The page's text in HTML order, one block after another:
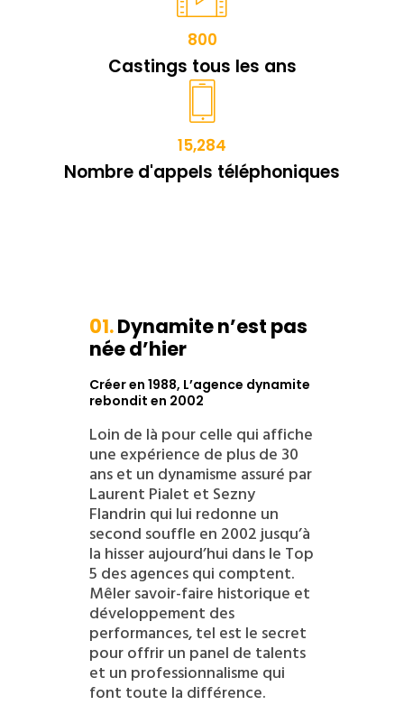
800
Castings tous les ans
15,284
Nombre d'appels téléphoniques
01.Dynamite n’est pas
née d’hier
Créer en 1988, L’agence dynamite
rebondit en 2002
Loin de là pour celle qui affiche
une expérience de plus de 30
ans et un dynamisme assuré par
Laurent Pialet et Sezny
Flandrin qui lui redonne un
second souffle en 2002 jusqu’à
la hisser aujourd’hui dans le Top
5 des agences qui comptent.
Mêler savoir-faire historique et
développement des
performances, tel est le secret
pour offrir un panel de talents
et un professionnalisme qui
font toute la différence.